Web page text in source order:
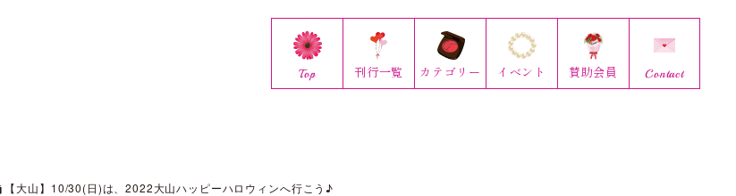
Top 刊行一覧 カテゴリー イベント 賛助会員 Contact
【大山】10/30(日)は、2022大山ハッピーハロウィンへ行こう♪